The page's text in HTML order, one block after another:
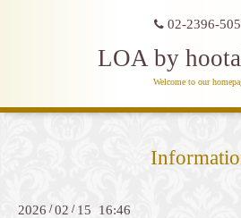
02-2396-
LOA by
Welcome to our
2026 /02 / 15 16:46